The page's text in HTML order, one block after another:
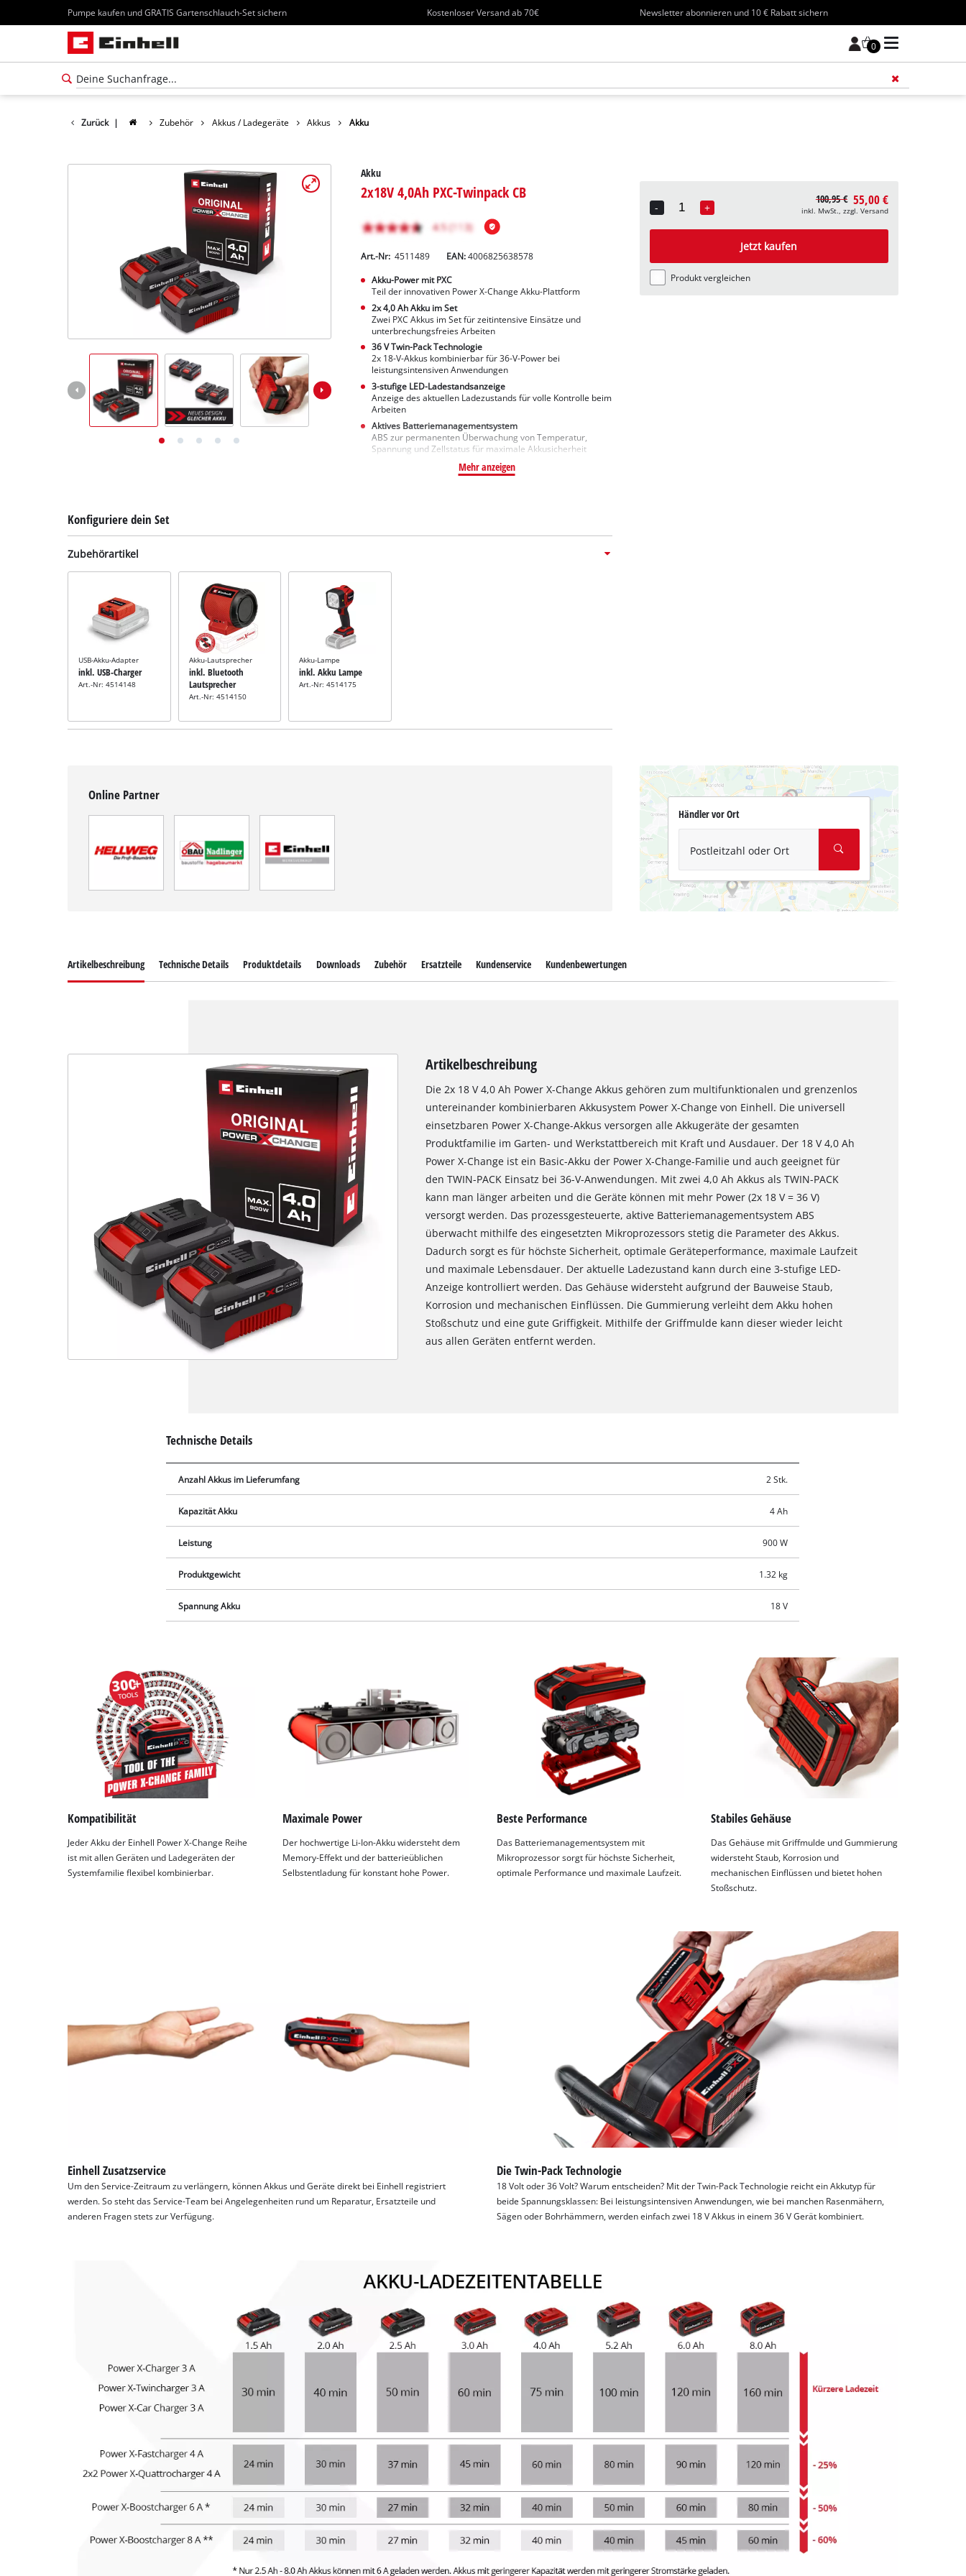
Pumpe kaufen und GRATIS Gartenschlauch-Set sichern Kostenloser Versand ab 70€ Newsletter abonnieren und 10 € Rabatt sichern
0
Zurück | Zubehör Akkus / Ladegeräte Akkus Akku
Akku
2x18V 4,0Ah PXC-Twinpack CB
Art.-Nr: 4511489 EAN:4006825638578
Akku-Power mit PXC
Teil der innovativen Power X-Change Akku-Plattform
2x 4,0 Ah Akku im Set
Zwei PXC Akkus im Set für zeitintensive Einsätze und
unterbrechungsfreies Arbeiten
36 V Twin-Pack Technologie
2x 18-V-Akkus kombinierbar für 36-V-Power bei
leistungsintensiven Anwendungen
3-stufige LED-Ladestandsanzeige
Anzeige des aktuellen Ladezustands für volle Kontrolle beim
Arbeiten
Aktives Batteriemanagementsystem
ABS zur permanenten Überwachung von Temperatur,
Spannung und Zellstatus für maximale Akkusicherheit
Mehr anzeigen
Konfiguriere dein Set
Zubehörartikel
USB-Akku-Adapter
inkl. USB-Charger
Art.-Nr: 4514148
Akku-Lautsprecher
inkl. Bluetooth
Lautsprecher
Art.-Nr: 4514150
Akku-Lampe
inkl. Akku Lampe
Art.-Nr: 4514175
-
Quantity
+
100,95 € 55,00 €
inkl. MwSt., zzgl. Versand
Jetzt kaufen
Produkt vergleichen
Online Partner
Händler vor Ort
Postleitzahl oder Ort
Google Maps laden zu können!
Usercentrics Consent
Management Platform
Artikelbeschreibung Technische Details Produktdetails Downloads Zubehör Ersatzteile Kundenservice Kundenbewertungen
Artikelbeschreibung
Die 2x 18 V 4,0 Ah Power X-Change Akkus gehören zum multifunktionalen und grenzenlos
untereinander kombinierbaren Akkusystem Power X-Change von Einhell. Die universell
einsetzbaren Power X-Change-Akkus versorgen alle Akkugeräte der gesamten
Produktfamilie im Garten- und Werkstattbereich mit Kraft und Ausdauer. Der 18 V 4,0 Ah
Power X-Change ist ein Basic-Akku der Power X-Change-Familie und auch geeignet für
den TWIN-PACK Einsatz bei 36-V-Anwendungen. Mit zwei 4,0 Ah Akkus als TWIN-PACK
kann man länger arbeiten und die Geräte können mit mehr Power (2x 18 V = 36 V)
versorgt werden. Das prozessgesteuerte, aktive Batteriemanagementsystem ABS
überwacht mithilfe des eingesetzten Mikroprozessors stetig die Parameter des Akkus.
Dadurch sorgt es für höchste Sicherheit, optimale Geräteperformance, maximale Laufzeit
und maximale Lebensdauer. Der aktuelle Ladezustand kann durch eine 3-stufige LED-
Anzeige kontrolliert werden. Das Gehäuse widersteht aufgrund der Bauweise Staub,
Korrosion und mechanischen Einflüssen. Die Gummierung verleiht dem Akku hohen
Stoßschutz und eine gute Griffigkeit. Mithilfe der Griffmulde kann dieser wieder leicht
aus allen Geräten entfernt werden.
Technische Details
Anzahl Akkus im Lieferumfang 2 Stk.
Kapazität Akku 4 Ah
Leistung 900 W
Produktgewicht 1.32 kg
Spannung Akku 18 V
Kompatibilität
Jeder Akku der Einhell Power X-Change Reihe
ist mit allen Geräten und Ladegeräten der
Systemfamilie flexibel kombinierbar.
Maximale Power
Der hochwertige Li-Ion-Akku widersteht dem
Memory-Effekt und der batterieüblichen
Selbstentladung für konstant hohe Power.
Beste Performance
Das Batteriemanagementsystem mit
Mikroprozessor sorgt für höchste Sicherheit,
optimale Performance und maximale Laufzeit.
Stabiles Gehäuse
Das Gehäuse mit Griffmulde und Gummierung
widersteht Staub, Korrosion und
mechanischen Einflüssen und bietet hohen
Stoßschutz.
Einhell Zusatzservice
Um den Service-Zeitraum zu verlängern, können Akkus und Geräte direkt bei Einhell registriert
werden. So steht das Service-Team bei Angelegenheiten rund um Reparatur, Ersatzteile und
anderen Fragen stets zur Verfügung.
Die Twin-Pack Technologie
18 Volt oder 36 Volt? Warum entscheiden? Mit der Twin-Pack Technologie reicht ein Akkutyp für
beide Spannungsklassen: Bei leistungsintensiven Anwendungen, wie bei manchen Rasenmähern,
Sägen oder Bohrhämmern, werden einfach zwei 18 V Akkus in einem 36 V Gerät kombiniert.